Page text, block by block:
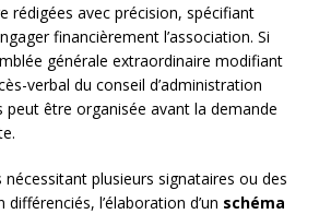
rédigées avec précision, spécifiant
financièrement l’association. Si
générale extraordinaire modifiant
verbal du conseil d’administration
peut être organisée avant la demande
plusieurs signataires ou des
différenciés, l’élaboration d’un schéma